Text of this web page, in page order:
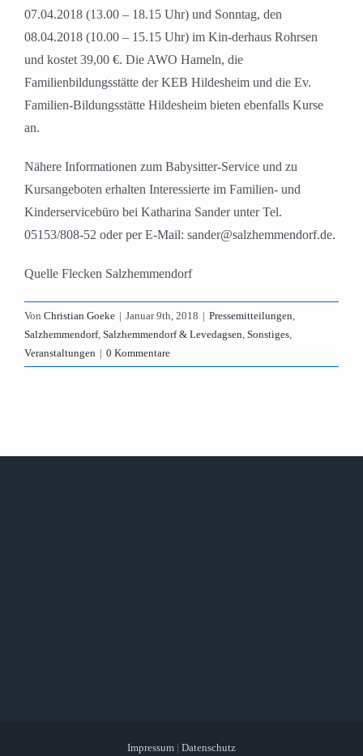
07.04.2018 (13.00 – 18.15 Uhr) und Sonntag, den
08.04.2018 (10.00 – 15.15 Uhr) im Kin-derhaus Rohrsen
und kostet 39,00 €. Die AWO Hameln, die
Familienbildungsstätte der KEB Hildesheim und die Ev.
Familien-Bildungsstätte Hildesheim bieten ebenfalls Kurse
an.
Nähere Informationen zum Babysitter-Service und zu
Kursangeboten erhalten Interessierte im Familien- und
Kinderservicebüro bei Katharina Sander unter Tel.
05153/808-52 oder per E-Mail: sander@salzhemmendorf.de.
Quelle Flecken Salzhemmendorf
Von Christian Goeke | Januar 9th, 2018 | Pressemitteilungen,
Salzhemmendorf, Salzhemmendorf & Levedagsen, Sonstiges,
Veranstaltungen | 0 Kommentare
Impressum | Datenschutz